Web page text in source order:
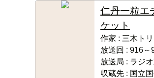
仁丹一粒エ
ケット
作家 : 三木ト
放送回 : 916～
放送局 : ラジ
収蔵先 : 国立